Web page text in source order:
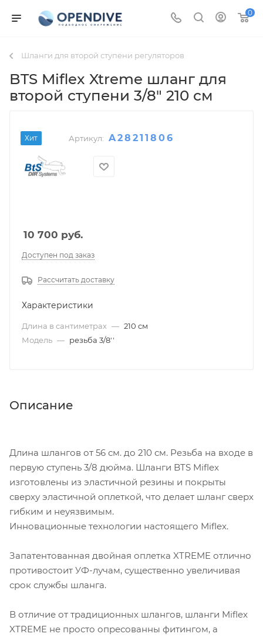
0
Шланги для второй ступени регуляторов
BTS Miflex Xtreme шланг для
второй ступени 3/8" 210 см
Хит Артикул: A28211806
10 700 руб.
Доступен под заказ
Рассчитать доставку
Характеристики
Длина в сантиметрах — 210 см
Модель — резьба 3/8''
Описание
Длина шлангов от 56 см. до 210 см. Резьба на входе в
первую ступень 3/8 дюйма. Шланги BTS Miflex
изготовлены из эластичной резины и покрыты
сверху эластичной оплеткой, что делает шланг сверх
гибким и неуязвимым.
Инновационные технологии настоящего Miflex.
Запатентованная двойная оплетка XTREME отлично
противостоит УФ-лучам, существенно увеличивая
срок службы шланга.
В отличие от традиционных шлангов, шланги Miflex
XTREME не просто опресованны фитингом, а